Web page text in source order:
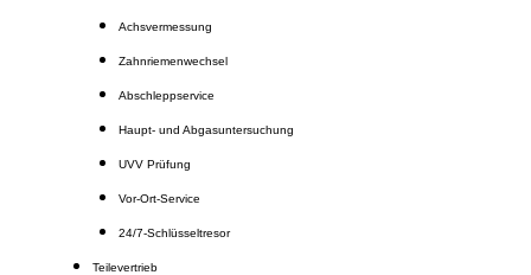
Achsvermessung
Zahnriemenwechsel
Abschleppservice
Haupt- und Abgasuntersuchung
UVV Prüfung
Vor-Ort-Service
24/7-Schlüsseltresor
Teilevertrieb